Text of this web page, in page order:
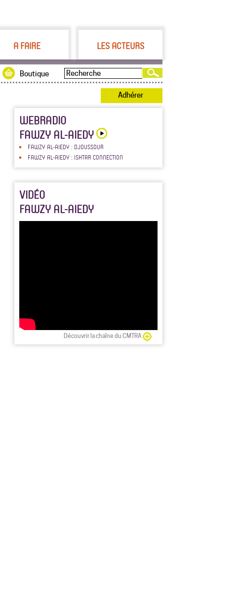
A FAIRE LES ACTEURS
Boutique
Adhérer
WEBRADIO
FAWZY AL-AIEDY
FAWZY AL-AIEDY : DJOUSSOUR
FAWZY AL-AIEDY : ISHTAR CONNECTION
VIDÉO
FAWZY AL-AIEDY
Découvrir la chaîne du CMTRA